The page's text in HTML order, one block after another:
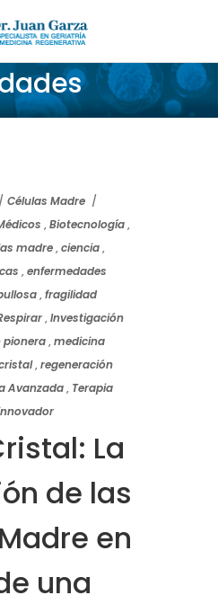
Células Madre
,Biotecnología,
madre,ciencia,
,enfermedades
,fragilidad
,Investigación
pionera,medicina
,regeneración
Avanzada, Terapia
La
de las
en
una